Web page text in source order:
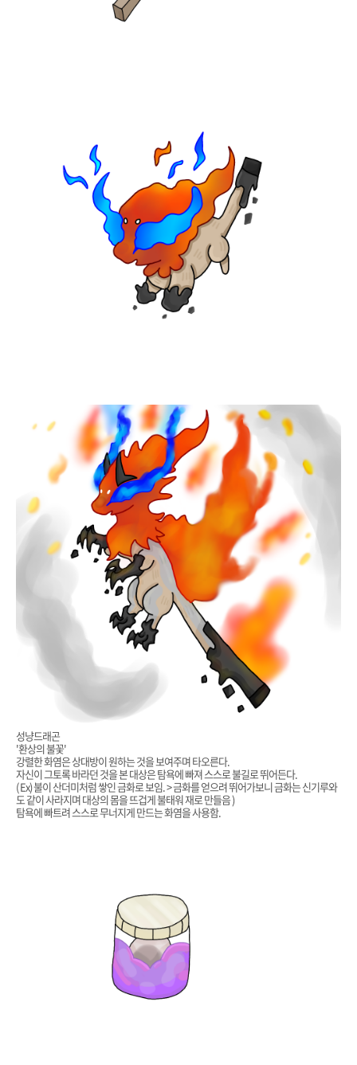
성냥드래곤
'환상의 불꽃'
강렬한 화염은 상대방이 원하는 것을 보여주며 타오른다.
자신이 그토록 바라던 것을 본 대상은 탐욕에 빠져 스스로 불길로 뛰어든다.
( Ex) 불이 산더미처럼 쌓인 금화로 보임. > 금화를 얻으려 뛰어가보니 금화는 신기루와
도 같이 사라지며 대상의 몸을 뜨겁게 불태워 재로 만들음 )
탐욕에 빠트려 스스로 무너지게 만드는 화염을 사용함.